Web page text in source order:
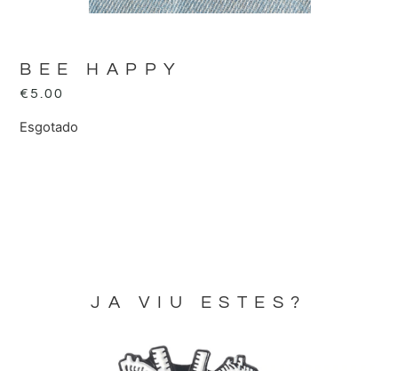
BEE HAPPY
€5.00
Esgotado
JA VIU ESTES?